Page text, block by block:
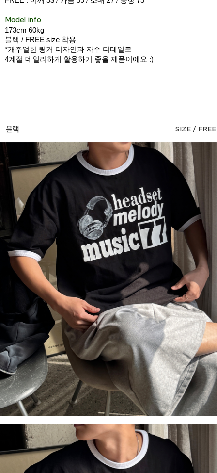
Model info
173cm 60kg
블랙 / FREE size 착용
*캐주얼한 링거 디자인과 자수 디테일로
4계절 데일리하게 활용하기 좋을 제품이에요 :)
블랙 SIZE / FREE